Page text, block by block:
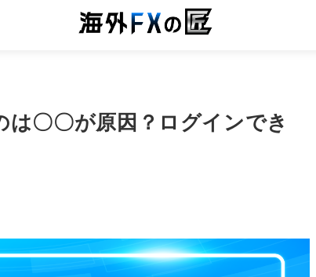
〇〇が原因？ログインでき